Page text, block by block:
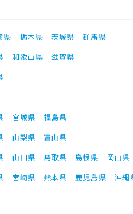
県 栃木県 茨城県
群馬県
和歌山県
滋賀県
宮城県
福島県
山梨県
富山県
山口県 鳥取県 島根県 岡山県
宮崎県 熊本県 鹿児島県 沖縄